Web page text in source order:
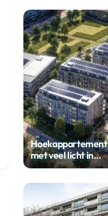
Hoekappartement
met veel licht in
Damsigt